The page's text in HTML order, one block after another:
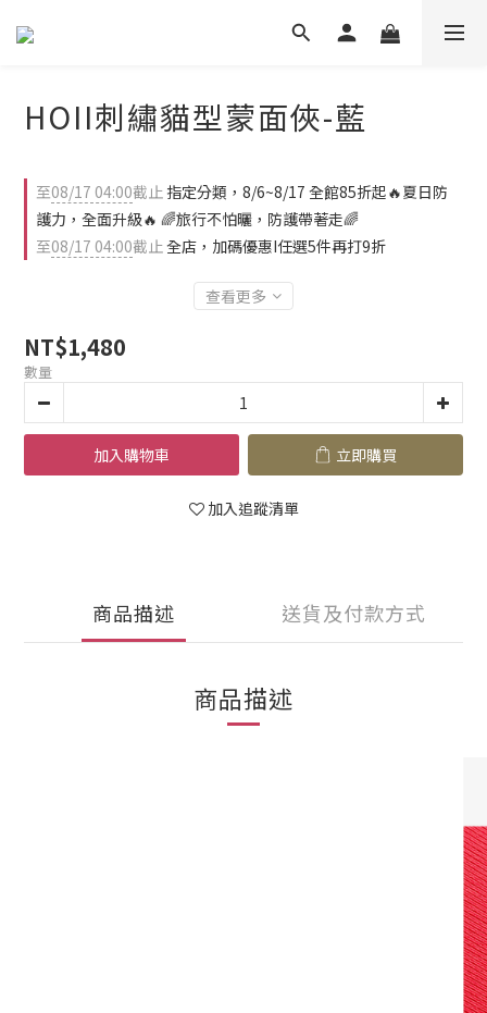
HOII刺繡貓型蒙面俠-藍
至08/17 04:00截止 指定分類，8/6~8/17 全館85折起🔥夏日防
護力，全面升級🔥 🌈旅行不怕曬，防護帶著走🌈
至08/17 04:00截止全店，加碼優惠I任選5件再打9折
查看更多
NT$1,480
數量
加入購物車 立即購買
加入追蹤清單
商品描述 送貨及付款方式
商品描述